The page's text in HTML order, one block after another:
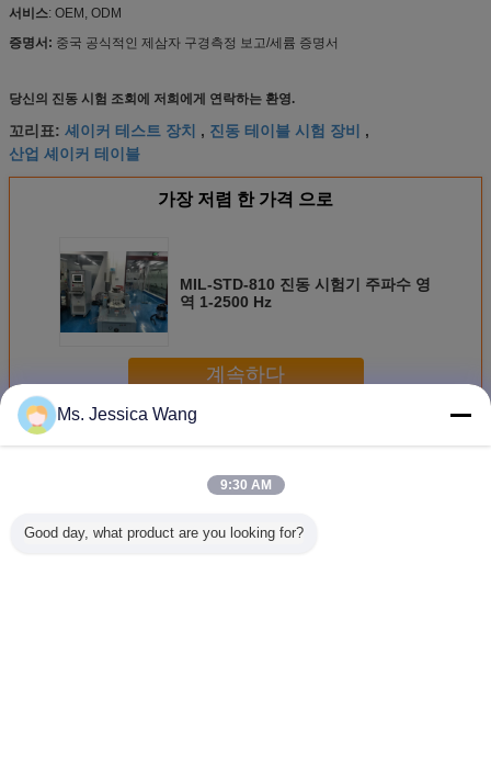
서비스: OEM, ODM
증명서: 중국 공식적인 제삼자 구경측정 보고/세륨 증명서
당신의 진동 시험 조회에 저희에게 연락하는 환영.
꼬리표: 셰이커 테스트 장치 , 진동 테이블 시험 장비 ,
산업 셰이커 테이블
가장 저렴 한 가격 으로
MIL-STD-810 진동 시험기 주파수 영
역 1-2500 Hz
계속하다
더 많은 것
Ms. Jessica Wang
9:30 AM
Good day, what product are you looking for?